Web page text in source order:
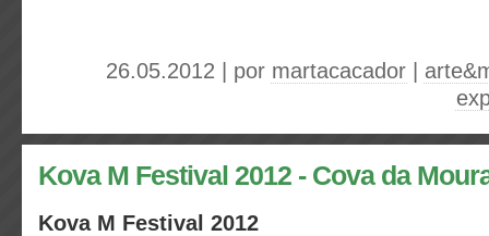
26.05.2012 | por martacacador
Kova M Festival 2012 - Cova da
Kova M Festival 2012